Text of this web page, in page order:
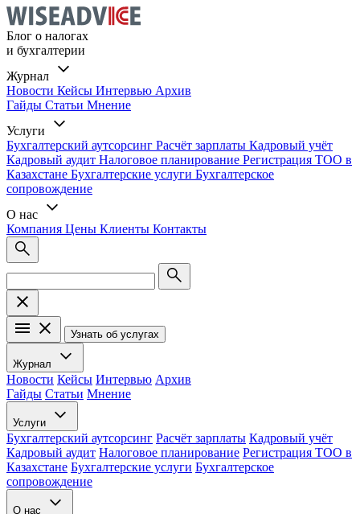
Блог о налогах
и бухгалтерии
Журнал
Новости Кейсы Интервью Архив
Гайды Статьи Мнение
Услуги
Бухгалтерский аутсорсинг Расчёт зарплаты Кадровый учёт
Кадровый аудит Налоговое планирование Регистрация ТОО в
Казахстане Бухгалтерские услуги Бухгалтерское
сопровождение
О нас
Компания Цены Клиенты Контакты
Узнать об услугах
Журнал
Новости Кейсы Интервью Архив
Гайды Статьи Мнение
Услуги
Бухгалтерский аутсорсинг Расчёт зарплаты Кадровый учёт
Кадровый аудит Налоговое планирование Регистрация ТОО в
Казахстане Бухгалтерские услуги Бухгалтерское
сопровождение
О нас